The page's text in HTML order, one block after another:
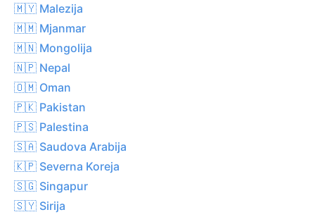
🇲🇾 Malezija
🇲🇲 Mjanmar
🇲🇳 Mongolija
🇳🇵 Nepal
🇴🇲 Oman
🇵🇰 Pakistan
🇵🇸 Palestina
🇸🇦 Saudova Arabija
🇰🇵 Severna Koreja
🇸🇬 Singapur
🇸🇾 Sirija